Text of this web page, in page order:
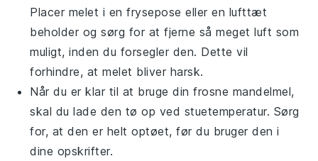
Placer melet i en frysepose eller en lufttæt
beholder og sørg for at fjerne så meget luft som
muligt, inden du forsegler den. Dette vil
forhindre, at melet bliver harsk.
Når du er klar til at bruge din frosne mandelmel,
skal du lade den tø op ved stuetemperatur. Sørg
for, at den er helt optøet, før du bruger den i
dine opskrifter.